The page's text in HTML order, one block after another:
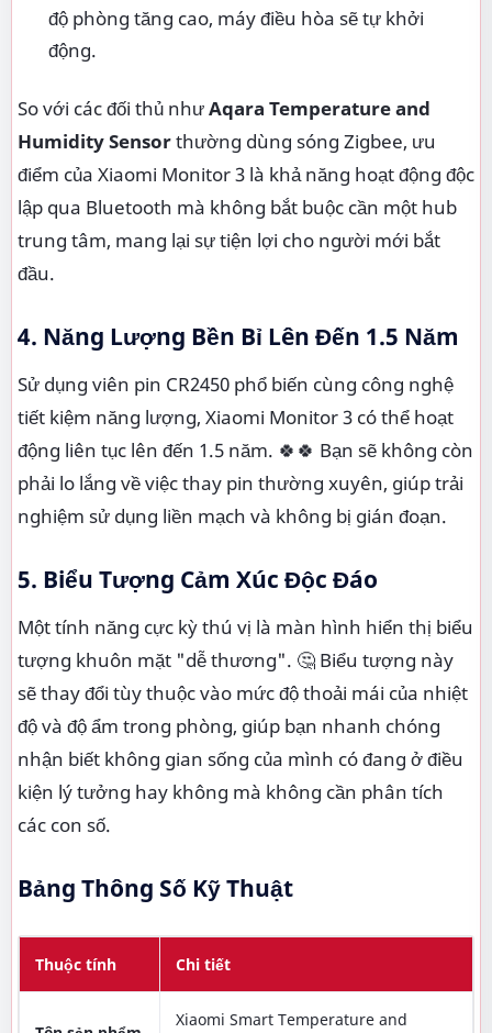
độ phòng tăng cao, máy điều hòa sẽ tự khởi
động.
So với các đối thủ nhưAqara Temperature and
Humidity Sensorthường dùng sóng Zigbee, ưu
điểm của Xiaomi Monitor 3 là khả năng hoạt động độc
lập qua Bluetooth mà không bắt buộc cần một hub
trung tâm, mang lại sự tiện lợi cho người mới bắt
đầu.
4. Năng Lượng Bền Bỉ Lên Đến 1.5 Năm
Sử dụng viên pin CR2450 phổ biến cùng công nghệ
tiết kiệm năng lượng, Xiaomi Monitor 3 có thể hoạt
động liên tục lên đến 1.5 năm. 🍀🍀 Bạn sẽ không còn
phải lo lắng về việc thay pin thường xuyên, giúp trải
nghiệm sử dụng liền mạch và không bị gián đoạn.
5. Biểu Tượng Cảm Xúc Độc Đáo
Một tính năng cực kỳ thú vị là màn hình hiển thị biểu
tượng khuôn mặt "dễ thương". 🤔 Biểu tượng này
sẽ thay đổi tùy thuộc vào mức độ thoải mái của nhiệt
độ và độ ẩm trong phòng, giúp bạn nhanh chóng
nhận biết không gian sống của mình có đang ở điều
kiện lý tưởng hay không mà không cần phân tích
các con số.
Bảng Thông Số Kỹ Thuật
Thuộc tính Chi tiết
Xiaomi Smart Temperature and